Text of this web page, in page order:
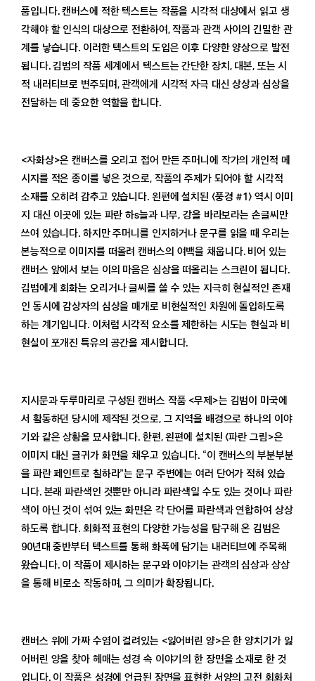
품입니다. 캔버스에 적한 텍스트는 작품을 시각적 대상에서 읽고 생
각해야 할 인식의 대상으로 전환하여, 작품과 관객 사이의 긴밀한 관
계를 낳습니다. 이러한 텍스트의 도입은 이후 다양한 양상으로 발전
됩니다. 김범의 작품 세계에서 텍스트는 간단한 장치, 대본, 또는 시
적 내러티브로 변주되며, 관객에게 시각적 자극 대신 상상과 심상을
전달하는 데 중요한 역할을 합니다.
<자화상>은 캔버스를 오리고 접어 만든 주머니에 작가의 개인적 메
시지를 적은 종이를 넣은 것으로, 작품의 주제가 되어야 할 시각적
소재를 오히려 감추고 있습니다. 왼편에 설치된 〈풍경 #1〉 역시 이미
지 대신 이곳에 있는 파란 하s늘과 나무, 강을 바라보라는 손글씨만
쓰여 있습니다. 하지만 주머니를 인지하거나 문구를 읽을 때 우리는
본능적으로 이미지를 떠올려 캔버스의 여백을 채웁니다. 비어 있는
캔버스 앞에서 보는 이의 마음은 심상을 떠올리는 스크린이 됩니다.
김범에게 회화는 오리거나 글씨를 쓸 수 있는 지극히 현실적인 존재
인 동시에 감상자의 심상을 매개로 비현실적인 차원에 돌입하도록
하는 계기입니다. 이처럼 시각적 요소를 제한하는 시도는 현실과 비
현실이 포개진 특유의 공간을 제시합니다.
지시문과 두루마리로 구성된 캔버스 작품 <무제>는 김범이 미국에
서 활동하던 당시에 제작된 것으로, 그 지역을 배경으로 하나의 이야
기와 같은 상황을 묘사합니다. 한편, 왼편에 설치된 〈파란 그림>은
이미지 대신 글귀가 화면을 채우고 있습니다. “이 캔버스의 부분부분
을 파란 페인트로 칠하라”는 문구 주변에는 여러 단어가 적혀 있습
니다. 본래 파란색인 것뿐만 아니라 파란색일 수도 있는 것이나 파란
색이 아닌 것이 섞여 있는 화면은 각 단어를 파란색과 연합하여 상상
하도록 합니다. 회화적 표현의 다양한 가능성을 탐구해 온 김범은
90년대 중반부터 텍스트를 통해 화폭에 담기는 내러티브에 주목해
왔습니다. 이 작품이 제시하는 문구와 이야기는 관객의 심상과 상상
을 통해 비로소 작동하며, 그 의미가 확장됩니다.
캔버스 위에 가짜 수염이 걸려있는 <잃어버린 양>은 한 양치기가 잃
어버린 양을 찾아 헤매는 성경 속 이야기의 한 장면을 소재로 한 것
입니다. 이 작품은 성경에 언급된 장면을 표현한 서양의 고전 회화처